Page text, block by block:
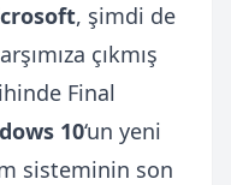
, şimdi de
çıkmış
Final
10‘un yeni
sisteminin son